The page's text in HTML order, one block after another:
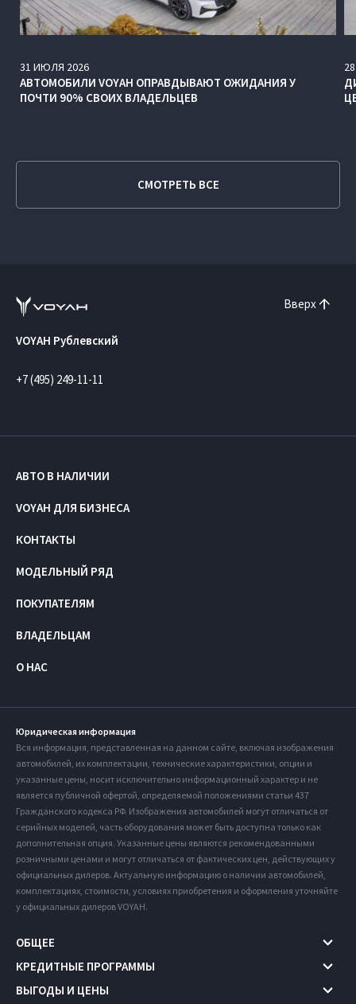
31 ИЮЛЯ 2026
АВТОМОБИЛИ VOYAH ОПРАВДЫВАЮТ ОЖИДАНИЯ У
ПОЧТИ 90% СВОИХ ВЛАДЕЛЬЦЕВ
28
СМОТРЕТЬ ВСЕ
Вверх
VOYAH Рублевский
+7 (495) 249-11-11
АВТО В НАЛИЧИИ
VOYAH ДЛЯ БИЗНЕСА
КОНТАКТЫ
МОДЕЛЬНЫЙ РЯД
ПОКУПАТЕЛЯМ
ВЛАДЕЛЬЦАМ
О НАС
Юридическая информация
Вся информация, представленная на данном сайте, включая изображения
автомобилей, их комплектации, технические характеристики, опции и
указанные цены, носит исключительно информационный характер и не
является публичной офертой, определяемой положениями статьи 437
Гражданского кодекса РФ. Изображения автомобилей могут отличаться от
серийных моделей, часть оборудования может быть доступна только как
дополнительная опция. Указанные цены являются рекомендованными
розничными ценами и могут отличаться от фактических цен, действующих у
официальных дилеров. Актуальную информацию о наличии автомобилей,
комплектациях, стоимости, условиях приобретения и оформления уточняйте
у официальных дилеров VOYAH.
ОБЩЕЕ
КРЕДИТНЫЕ ПРОГРАММЫ
ВЫГОДЫ И ЦЕНЫ